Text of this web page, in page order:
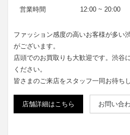
営業時間 12:00 ~ 20:00
ファッション感度の高いお客様が多い
がございます。
店頭でのお買取りも大歓迎です。渋谷
ください。
皆さまのご来店をスタッフ一同お待ち
店舗詳細はこちら お問い合